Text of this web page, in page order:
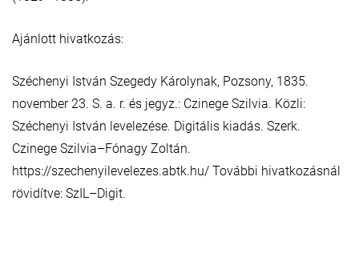
Ajánlott hivatkozás:
Széchenyi István Szegedy Károlynak, Pozsony, 1835.
november 23. S. a. r. és jegyz.: Czinege Szilvia. Közli:
Széchenyi István levelezése. Digitális kiadás. Szerk.
Czinege Szilvia–Fónagy Zoltán.
https://szechenyilevelezes.abtk.hu/ További hivatkozásnál
rövidítve: SzIL–Digit.